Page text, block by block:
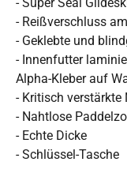
- Super Seal
- Reißverschluss
- Geklebte und
- Innenfutter
Alpha-Kleber auf
- Kritisch verstärkte
- Nahtlose
- Echte Dicke
- Schlüssel-Tasche